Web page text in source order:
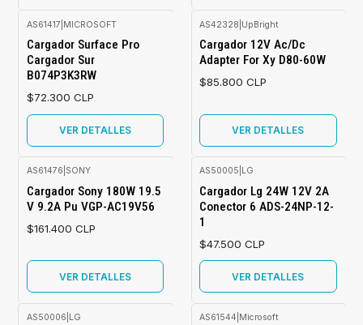
AS61417 MICROSOFT
Cargador Surface Pro
Cargador Sur
B074P3K3RW
$72.300 CLP
VER DETALLES
AS42328 UpBright
Cargador 12V Ac/Dc
Adapter For Xy D80-60W
$85.800 CLP
VER DETALLES
AS61476 SONY
Cargador Sony 180W 19.5
V 9.2A Pu VGP-AC19V56
$161.400 CLP
VER DETALLES
AS50005 LG
Cargador Lg 24W 12V 2A
Conector 6 ADS-24NP-12-
1
$47.500 CLP
VER DETALLES
AS50006 LG AS61544 Microsoft